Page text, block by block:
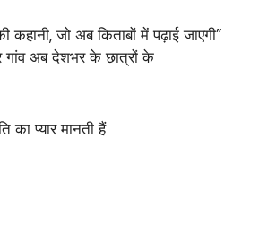
कहानी, जो अब किताबों में पढ़ाई जाएगी”
गांव अब देशभर के छात्रों के